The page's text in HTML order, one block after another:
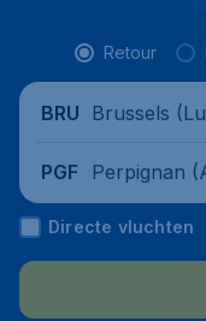
Retour
BRU Brussels
PGF Perpignan
pignan),
Directe vluchten